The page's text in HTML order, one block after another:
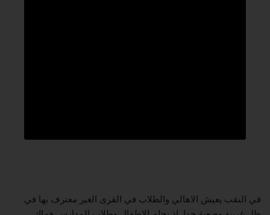
في النقب يعيش الاهالي والطلاب في القرى الغير معترف بها في